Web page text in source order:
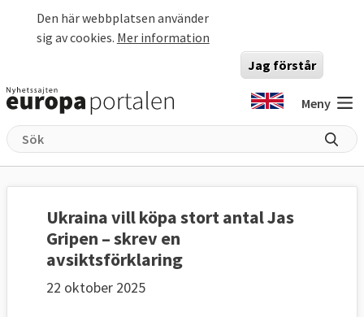
Den här webbplatsen använder
sig av cookies. Mer information
Jag förstår
Meny
Ukraina vill köpa stort antal Jas
Gripen – skrev en
avsiktsförklaring
22 oktober 2025